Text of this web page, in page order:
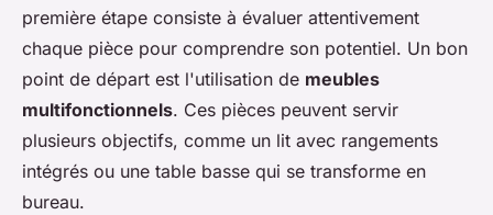
première étape consiste à évaluer attentivement
chaque pièce pour comprendre son potentiel. Un bon
point de départ est l'utilisation de meubles
multifonctionnels. Ces pièces peuvent servir
plusieurs objectifs, comme un lit avec rangements
intégrés ou une table basse qui se transforme en
bureau.